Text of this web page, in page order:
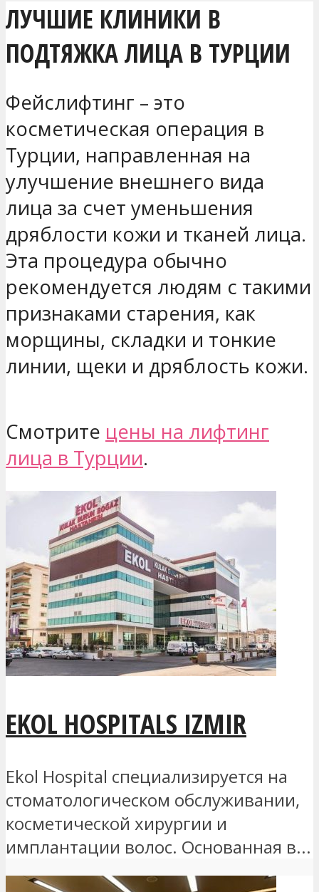
ЛУЧШИЕ КЛИНИКИ В
ПОДТЯЖКА ЛИЦА В ТУРЦИИ
Фейслифтинг – это
косметическая операция в
Турции, направленная на
улучшение внешнего вида
лица за счет уменьшения
дряблости кожи и тканей лица.
Эта процедура обычно
рекомендуется людям с такими
признаками старения, как
морщины, складки и тонкие
линии, щеки и дряблость кожи.
Смотрите цены на лифтинг
лица в Турции.
EKOL HOSPITALS IZMIR
Ekol Hospital специализируется на
стоматологическом обслуживании,
косметической хирургии и
имплантации волос. Основанная в...